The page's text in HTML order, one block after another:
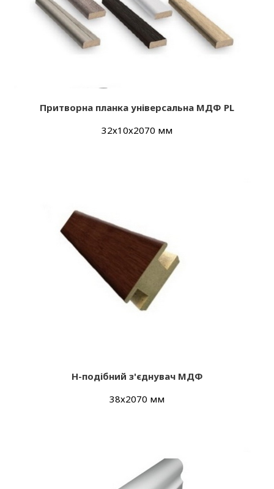
Притворна планка універсальна МДФ PL
32х10х2070 мм
Н-подібний з'єднувач МДФ
38х2070 мм